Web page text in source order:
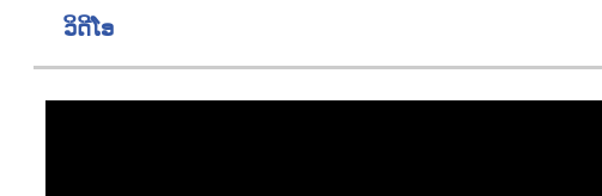
ວິດີໂອ